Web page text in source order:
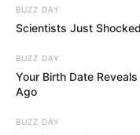
BUZZ DAY
Scientists Just
BUZZ DAY
Your Birth Date
Ago
BUZZ DAY